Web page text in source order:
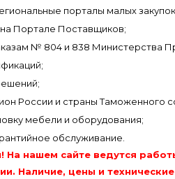
порталы малых
Портале Поставщиков;
№ 804 и 838 Министерства
России и страны Таможенного
мебели и оборудования;
обслуживание.
На нашем сайте ведутся
Наличие, цены и